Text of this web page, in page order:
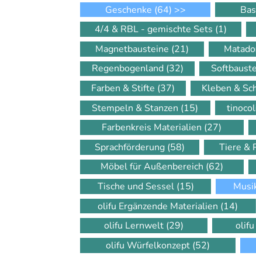
Geschenke (64) >>
4/4 & RBL - gemischte Sets (1)
Magnetbausteine (21)
Regenbogenland (32)
Farben & Stifte (37) Kleben &
Stempeln & Stanzen (15)
Farbenkreis Materialien (27)
Sprachförderung (58) Tiere &
Möbel für Außenbereich (62)
Tische und Sessel (15)
olifu Ergänzende Materialien (14)
olifu Lernwelt (29) olifu
olifu Würfelkonzept (52)